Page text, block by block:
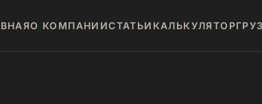
О КОМПАНИИСТАТЬИ КАЛЬКУЛЯТОР